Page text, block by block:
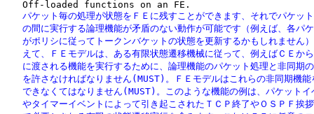
パケット毎の処理が状態をＦＥに残すことができます、それでパケッ
の間に実行する論理機能が矛盾のない動作が可能です（例えば、各パ
がポリシに従ってトークンバケットの状態を更新するかもしれません
えて、ＦＥモデルは、ある有限状態遷移機械に従って、例えばＣＥか
に渡される機能を実行するために、論理機能のパケット処理と非同期
を許さなければなりません(MUST)。ＦＥモデルはこれらの非同期機能
できなくてはなりません(MUST)。このような機能の例は、パケットイ
やタイマーイベントによって引き起こされたＴＣＰ終了やＯＳＰＦ挨